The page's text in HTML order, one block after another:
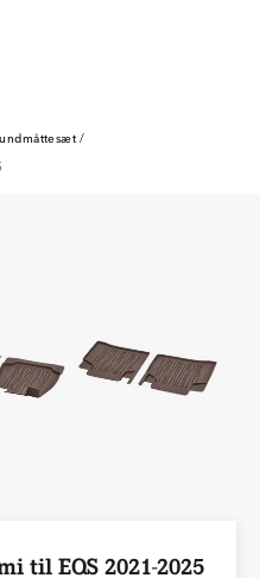
/
til EQS 2021-2025